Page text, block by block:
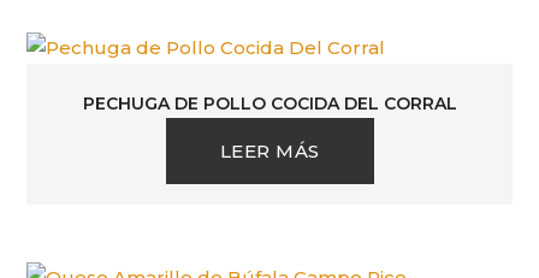
PECHUGA DE POLLO COCIDA DEL CORRAL
LEER MÁS